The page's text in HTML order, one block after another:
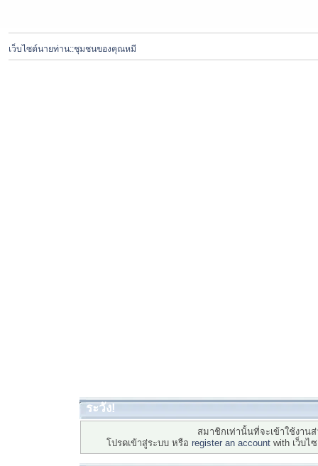
เว็บไซต์นายท่าน::ชุมชนของคุณหมี
ระวัง!
สมาชิกเท่านั้นที่จะเข้าใช้งาน
โปรดเข้าสู่ระบบ หรือ register an account with เว็บ